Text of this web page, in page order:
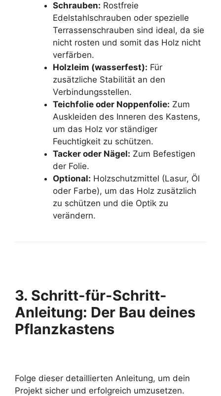
Schrauben: Rostfreie
Edelstahlschrauben oder spezielle
Terrassenschrauben sind ideal, da sie
nicht rosten und somit das Holz nicht
verfärben.
Holzleim (wasserfest): Für
zusätzliche Stabilität an den
Verbindungsstellen.
Teichfolie oder Noppenfolie: Zum
Auskleiden des Inneren des Kastens,
um das Holz vor ständiger
Feuchtigkeit zu schützen.
Tacker oder Nägel: Zum Befestigen
der Folie.
Optional: Holzschutzmittel (Lasur, Öl
oder Farbe), um das Holz zusätzlich
zu schützen und die Optik zu
verändern.
3. Schritt-für-Schritt-
Anleitung: Der Bau deines
Pflanzkastens
Folge dieser detaillierten Anleitung, um dein
Projekt sicher und erfolgreich umzusetzen.